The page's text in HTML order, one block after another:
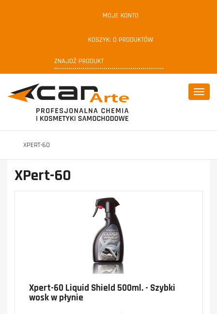
MOJE KONTO
KOSZYK: 0 PRODUKTÓW
Pokaż
XPERT-60
XPert-60
Xpert-60 Liquid Shield 500ml. - Szybki
wosk w płynie